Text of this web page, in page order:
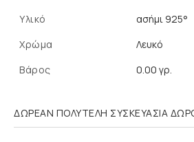
Υλικό
ασήμι 925°
Χρώμα
Λευκό
Βάρος
0.00 γρ.
ΔΩΡΕΑΝ ΠΟΛΥΤΕΛΗ ΣΥΣΚΕΥΑΣΙΑ